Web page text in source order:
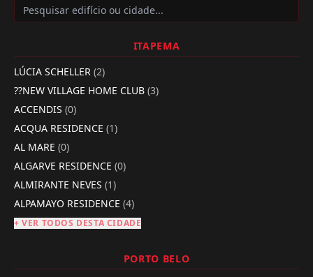
ITAPEMA
LÚCIA SCHELLER (2)
??NEW VILLAGE HOME CLUB (3)
ACCENDIS (0)
ACQUA RESIDENCE (1)
AL MARE (0)
ALGARVE RESIDENCE (0)
ALMIRANTE NEVES (1)
ALPAMAYO RESIDENCE (4)
+ VER TODOS DESTA CIDADE
PORTO BELO